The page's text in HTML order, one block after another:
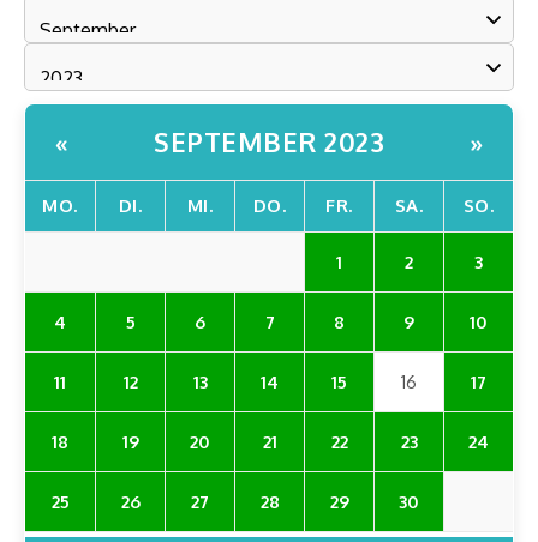
« SEPTEMBER 2023 »
MO. DI. MI. DO. FR. SA. SO.
1 2 3
4 5 6 7 8 9 10
11 12 13 14 15 16 17
18 19 20 21 22 23 24
25 26 27 28 29 30